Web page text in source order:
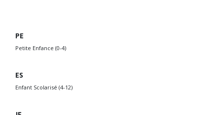
PE
Petite Enfance (0-4)
ES
Enfant Scolarisé (4-12)